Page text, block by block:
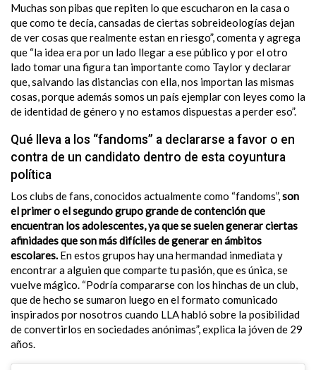
Muchas son pibas que repiten lo que escucharon en la casa o
que como te decía, cansadas de ciertas sobreideologías dejan
de ver cosas que realmente estan en riesgo”, comenta y agrega
que “la idea era por un lado llegar a ese público y por el otro
lado tomar una figura tan importante como Taylor y declarar
que, salvando las distancias con ella, nos importan las mismas
cosas, porque además somos un país ejemplar con leyes como la
de identidad de género y no estamos dispuestas a perder eso”.
Qué lleva a los “fandoms” a declararse a favor o en
contra de un candidato dentro de esta coyuntura
política
Los clubs de fans, conocidos actualmente como “fandoms”, son
el primer o el segundo grupo grande de contención que
encuentran los adolescentes, ya que se suelen generar ciertas
afinidades que son más difíciles de generar en ámbitos
escolares. En estos grupos hay una hermandad inmediata y
encontrar a alguien que comparte tu pasión, que es única, se
vuelve mágico. “Podría compararse con los hinchas de un club,
que de hecho se sumaron luego en el formato comunicado
inspirados por nosotros cuando LLA habló sobre la posibilidad
de convertirlos en sociedades anónimas”, explica la jóven de 29
años.